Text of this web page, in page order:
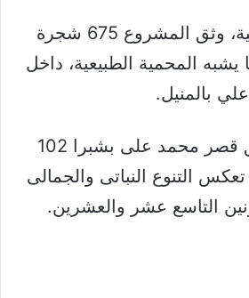
وفي القصور الملكية، وثق المشروع 675 شجرة
يشبه المحمية الطبيعية، داخل
بالمنيل.
كما وثق في حدائق قصر محمد على بشبرا 102
التنوع النباتى والجمالى
التاسع عشر والعشرين.